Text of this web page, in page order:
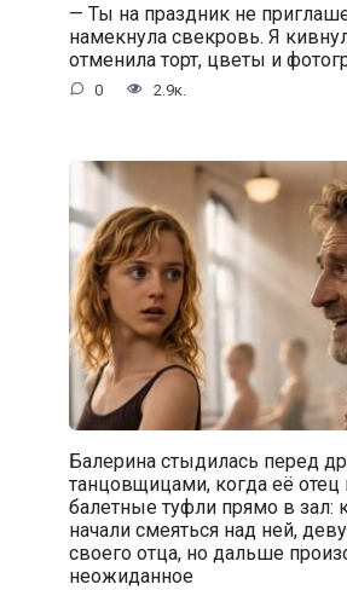
— Ты на праздник не
намекнула свекровь. Я
отменила торт, цветы и
0 2.9к.
Балерина стыдилась перед
танцовщицами, когда её отец
балетные туфли прямо в зал:
начали смеяться над ней,
своего отца, но дальше
неожиданное